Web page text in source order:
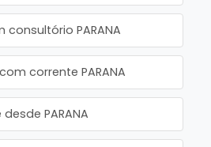
PARANA
corrente PARANA
PARANA